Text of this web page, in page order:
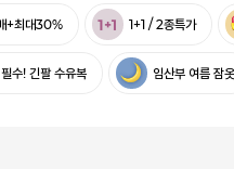
+최대30% 1+1 / 2종특가
수! 긴팔 수유복 임산부 여름 잠옷